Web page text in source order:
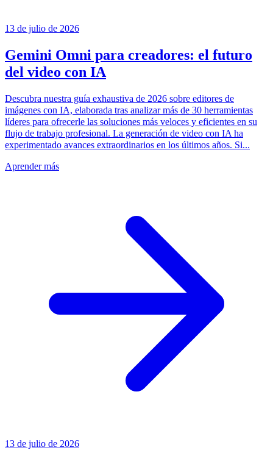
13 de julio de 2026
Gemini Omni para creadores: el futuro
del video con IA
Descubra nuestra guía exhaustiva de 2026 sobre editores de
imágenes con IA, elaborada tras analizar más de 30 herramientas
líderes para ofrecerle las soluciones más veloces y eficientes en su
flujo de trabajo profesional. La generación de video con IA ha
experimentado avances extraordinarios en los últimos años. Si...
Aprender más
13 de julio de 2026